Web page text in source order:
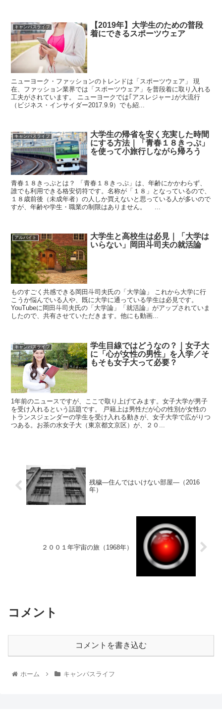
キャンパスライフ
【2019年】大学生のための普段
着にできるスポーツウェア
ニューヨーク・ファッションのトレンドは「スポーツウェア」 現
在、ファッション業界では「スポーツウェア」を普段着に取り入れる
工夫がされています。 ニューヨークでは｢アスレジャー｣が大流行
（ビジネス・インサイダー2017.9.9）でも紹...
キャンパスライフ
大学生の帰省を安く充実した時間
にする方法｜「青春１８きっぷ」
を使って小旅行しながら帰ろう
青春１８きっぷとは？ 「青春１８きっぷ」は、年齢にかかわらず、
誰でも利用できる格安切符です。名称が「１８」となっているので、
１８歳前後（未成年者）の人しか買えないと思っている人が多いので
すが、年齢や学生・職業の制限はありません。 ...
アルバイト
大学生と高校生は必見｜「大学は
いらない」岡田斗司夫の就活論
ものすごく共感できる岡田斗司夫氏の「大学論」 これから大学に行
こうか悩んでいる人や、既に大学に通っている学生は必見です。
YouTubeに岡田斗司夫氏の「大学論」「就活論」がアップされていま
したので、共有させていただきます。他にも動画...
キャンパスライフ
学生目線ではどうなの？｜女子大
に「心が女性の男性」を入学／そ
もそも女子大って必要？
1年前のニュースですが、ここで取り上げてみます。女子大学が男子
を受け入れるという話題です。 戸籍上は男性だが心の性別が女性の
トランスジェンダーの学生を受け入れる動きが、女子大学で広がりつ
つある。お茶の水女子大（東京都文京区）が、２０...
残穢―住んではいけない部屋―（2016
年）
２００１年宇宙の旅（1968年）
コメント
コメントを書き込む
ホーム キャンパスライフ